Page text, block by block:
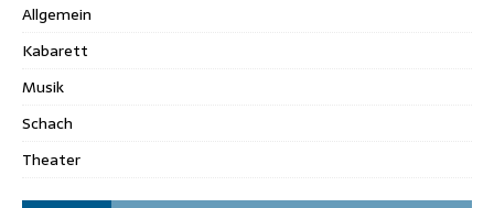
Allgemein
Kabarett
Musik
Schach
Theater